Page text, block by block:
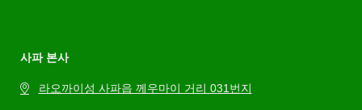
사파 본사
라오까이성 사파읍 께우마이 거리 031번지